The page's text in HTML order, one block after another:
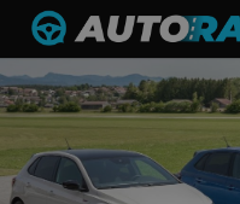
Autonieuws
Autotests